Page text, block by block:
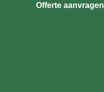
Offerte aanvragen